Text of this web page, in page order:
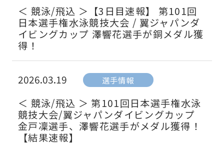
＜ 競泳/飛込 ＞【3日目速報】 第101回
日本選手権水泳競技大会 / 翼ジャパンダ
イビングカップ 澤響花選手が銅メダル獲
得！
2026.03.19 選手情報
＜ 競泳/飛込 ＞ 第101回日本選手権水泳
競技大会/翼ジャパンダイビングカップ
金戸凜選手、澤響花選手がメダル獲得！
【結果速報】